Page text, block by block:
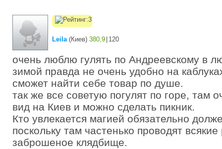
Leila(Киев) 380,9 120
очень люблю гулять по Андреевскому в
зимой правда не очень удобно на
сможет найти себе товар по душе.
так же все советую погулят по горе, там
вид на Киев и можно сделать пикник.
Кто увлекается магией обязательно
поскольку там частенько проводят
заброшеное клядбище.